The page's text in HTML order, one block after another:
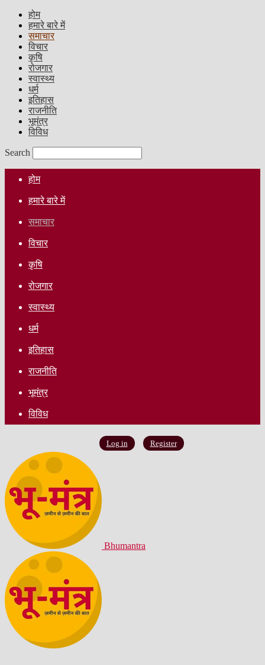
होम
हमारे बारे में
समाचार
विचार
कृषि
रोजगार
स्वास्थ्य
धर्म
इतिहास
राजनीति
भूमंत्र
विविध
Search
होम
हमारे बारे में
समाचार
विचार
कृषि
रोजगार
स्वास्थ्य
धर्म
इतिहास
राजनीति
भूमंत्र
विविध
Log in Register
Bhumantra